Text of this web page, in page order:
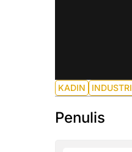
KADIN INDUSTRI
Penulis